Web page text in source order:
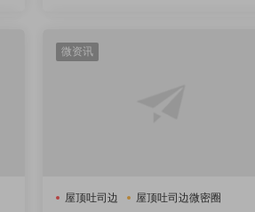
微资讯
屋顶吐司边 屋顶吐司边微密圈